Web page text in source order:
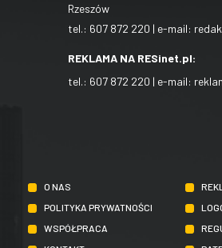
Rzeszów
tel.: 607 872 220 | e-mail:
REKLAMA NA RESinet.pl:
tel.: 607 872 220 | e-mail:
O NAS
POLITYKA PRYWATNOŚCI
WSPÓŁPRACA